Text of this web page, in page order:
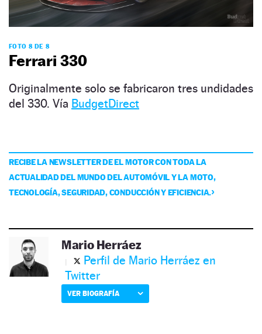
FOTO 8 DE 8
Ferrari 330
Originalmente solo se fabricaron tres undidades
del 330. Vía BudgetDirect
RECIBE LA NEWSLETTER DE EL MOTOR CON TODA LA
ACTUALIDAD DEL MUNDO DEL AUTOMÓVIL Y LA MOTO,
TECNOLOGÍA, SEGURIDAD, CONDUCCIÓN Y EFICIENCIA.
Mario Herráez
Perfil de Mario Herráez en
Twitter
VER BIOGRAFÍA